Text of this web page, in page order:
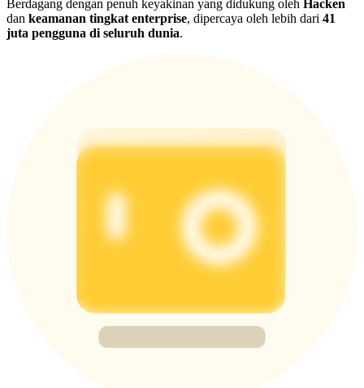
Berdagang dengan penuh keyakinan yang didukung oleh Hacken
dan keamanan tingkat enterprise, dipercaya oleh lebih dari 41
juta pengguna di seluruh dunia.